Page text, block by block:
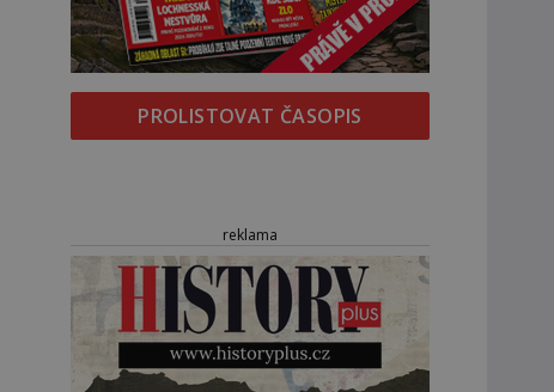
PROLISTOVAT ČASOPIS
reklama